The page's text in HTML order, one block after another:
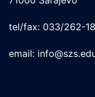
tel/fax: 033/262-
email: